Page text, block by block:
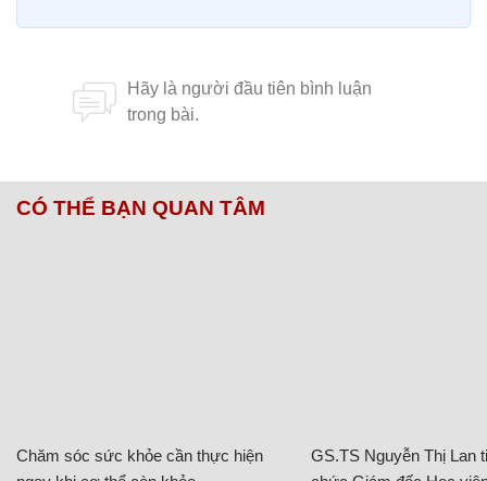
CÓ THỂ BẠN QUAN TÂM
Chăm sóc sức khỏe cần thực hiện
GS.TS Nguyễn Thị Lan